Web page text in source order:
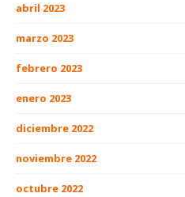
abril 2023
marzo 2023
febrero 2023
enero 2023
diciembre 2022
noviembre 2022
octubre 2022